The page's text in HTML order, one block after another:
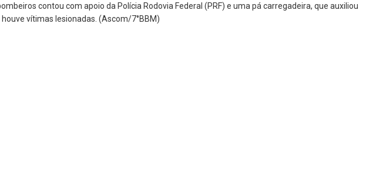
contou com apoio da Polícia Rodovia Federal (PRF) e uma pá carregadeira, que auxiliou
vítimas lesionadas. (Ascom/7°BBM)